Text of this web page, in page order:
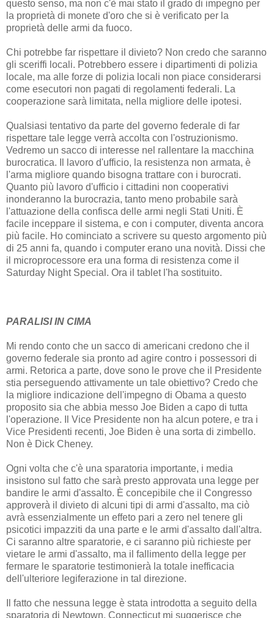
questo senso, ma non c'è mai stato il grado di impegno per
la proprietà di monete d'oro che si è verificato per la
proprietà delle armi da fuoco.
Chi potrebbe far rispettare il divieto? Non credo che saranno
gli sceriffi locali. Potrebbero essere i dipartimenti di polizia
locale, ma alle forze di polizia locali non piace considerarsi
come esecutori non pagati di regolamenti federali. La
cooperazione sarà limitata, nella migliore delle ipotesi.
Qualsiasi tentativo da parte del governo federale di far
rispettare tale legge verrà accolta con l'ostruzionismo.
Vedremo un sacco di interesse nel rallentare la macchina
burocratica. Il lavoro d'ufficio, la resistenza non armata, è
l'arma migliore quando bisogna trattare con i burocrati.
Quanto più lavoro d'ufficio i cittadini non cooperativi
inonderanno la burocrazia, tanto meno probabile sarà
l'attuazione della confisca delle armi negli Stati Uniti. È
facile inceppare il sistema, e con i computer, diventa ancora
più facile. Ho cominciato a scrivere su questo argomento più
di 25 anni fa, quando i computer erano una novità. Dissi che
il microprocessore era una forma di resistenza come il
Saturday Night Special. Ora il tablet l'ha sostituito.
PARALISI IN CIMA
Mi rendo conto che un sacco di americani credono che il
governo federale sia pronto ad agire contro i possessori di
armi. Retorica a parte, dove sono le prove che il Presidente
stia perseguendo attivamente un tale obiettivo? Credo che
la migliore indicazione dell'impegno di Obama a questo
proposito sia che abbia messo Joe Biden a capo di tutta
l'operazione. Il Vice Presidente non ha alcun potere, e tra i
Vice Presidenti recenti, Joe Biden è una sorta di zimbello.
Non è Dick Cheney.
Ogni volta che c'è una sparatoria importante, i media
insistono sul fatto che sarà presto approvata una legge per
bandire le armi d'assalto. È concepibile che il Congresso
approverà il divieto di alcuni tipi di armi d'assalto, ma ciò
avrà essenzialmente un effeto pari a zero nel tenere gli
psicotici impazziti da una parte e le armi d'assalto dall'altra.
Ci saranno altre sparatorie, e ci saranno più richieste per
vietare le armi d'assalto, ma il fallimento della legge per
fermare le sparatorie testimonierà la totale inefficacia
dell'ulteriore legiferazione in tal direzione.
Il fatto che nessuna legge è stata introdotta a seguito della
sparatoria di Newtown, Connecticut mi suggerisce che